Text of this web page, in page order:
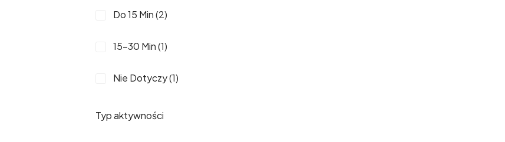
Do 15 Min (2)
15-30 Min (1)
Nie Dotyczy (1)
Typ aktywności